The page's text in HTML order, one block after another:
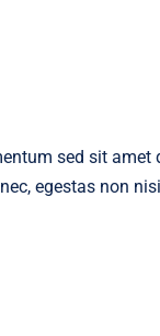
sed sit amet
egestas non